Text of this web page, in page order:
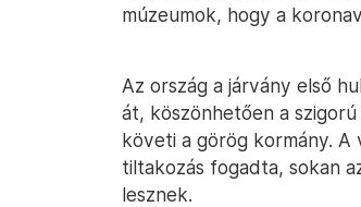
múzeumok, hogy a
Az ország a járvány első
át, köszönhetően a
követi a görög kormány.
tiltakozás fogadta, sokan
lesznek.